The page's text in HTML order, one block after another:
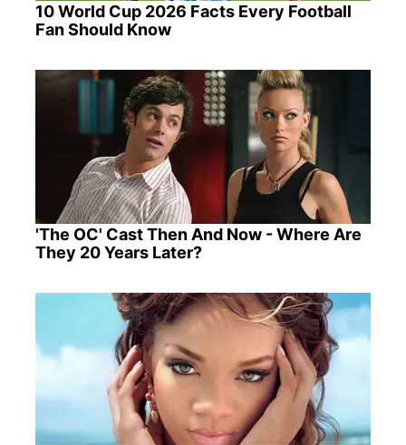
10 World Cup 2026 Facts Every Football
Fan Should Know
'The OC' Cast Then And Now - Where Are
They 20 Years Later?